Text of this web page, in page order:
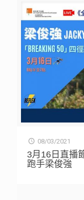
08/03/2021
3月16日直播
跑手梁俊強